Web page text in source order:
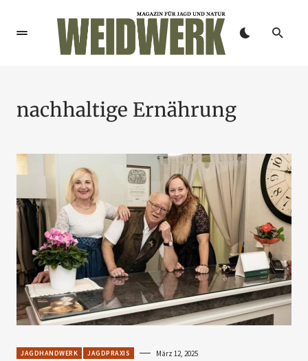
nachhaltige Ernährung
JAGDHANDWERK JAGDPRAXIS März 12, 2025